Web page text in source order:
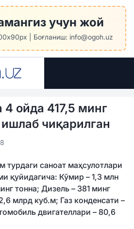
учун жой
| Боғланиш: info@ogoh.uz
4 ойда 417,5 минг
чиқарилган
турдаги саноат маҳсулотлари
қуйидагича: Кўмир – 1,3 млн
тонна; Дизель – 381 минг
млрд куб.м; Газ конденсати –
двигателлари – 80,6